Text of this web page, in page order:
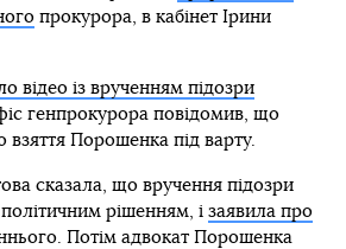
прокурора, в кабінет Ірини
відео із врученням підозри
генпрокурора повідомив, що
взяття Порошенка під варту.
сказала, що вручення підозри
рішенням, і заявила про
Потім адвокат Порошенка